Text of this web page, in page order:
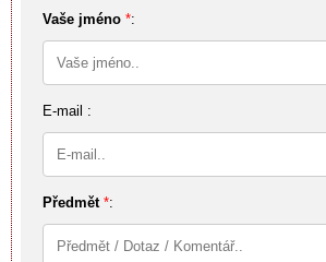
Vaše jméno *:
E-mail :
Předmět *: